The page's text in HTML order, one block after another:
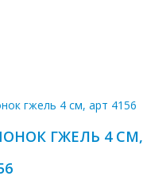
ГЖЕЛЬ 4 СМ,